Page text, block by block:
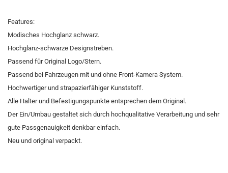
Features:
Modisches Hochglanz schwarz.
Hochglanz-schwarze Designstreben.
Passend für Original Logo/Stern.
Passend bei Fahrzeugen mit und ohne Front-Kamera System.
Hochwertiger und strapazierfähiger Kunststoff.
Alle Halter und Befestigungspunkte entsprechen dem Original.
Der Ein/Umbau gestaltet sich durch hochqualitative Verarbeitung und sehr
gute Passgenauigkeit denkbar einfach.
Neu und original verpackt.